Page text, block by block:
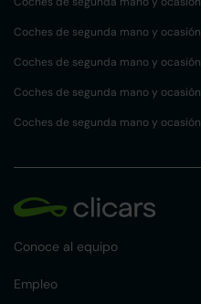
Coches de segunda mano y ocasión
Coches de segunda mano y ocasión
Coches de segunda mano y ocasión
Coches de segunda mano y ocasión
Conoce al equipo
Empleo